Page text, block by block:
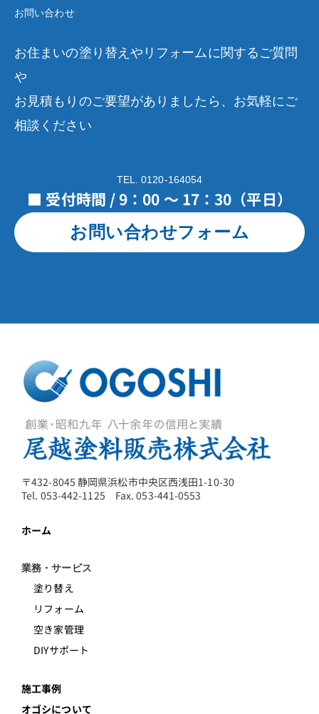
お問い合わせ
お住まいの塗り替えやリフォームに関するご質問
や
お見積もりのご要望がありましたら、お気軽にご
相談ください
TEL. 0120-164054
■ 受付時間 / 9：00 ～ 17：30（平日）
お問い合わせフォーム
〒432-8045 静岡県浜松市中央区西浅田1-10-30
Tel. 053-442-1125 Fax. 053-441-0553
ホーム
業務・サービス
塗り替え
リフォーム
空き家管理
DIYサポート
施工事例
オゴシについて